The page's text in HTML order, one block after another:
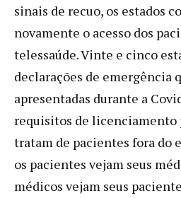
sinais de recuo, os estados
novamente o acesso dos
telessaúde. Vinte e cinco
declarações de emergência
apresentadas durante a
requisitos de licenciamento
tratam de pacientes fora do
os pacientes vejam seus
médicos vejam seus